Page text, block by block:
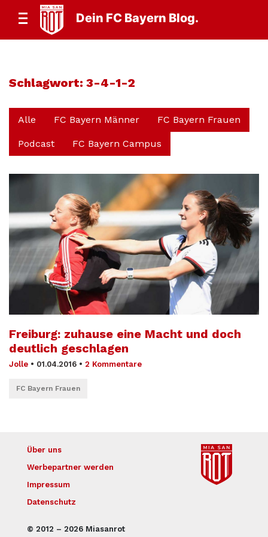
Dein FC Bayern Blog.
Schlagwort: 3-4-1-2
Alle FC Bayern Männer FC Bayern Frauen
Podcast FC Bayern Campus
Freiburg: zuhause eine Macht und doch
deutlich geschlagen
Jolle • 01.04.2016 • 2 Kommentare
FC Bayern Frauen
© 2012 – 2026 Miasanrot
Über uns
Werbepartner werden
Impressum
Datenschutz